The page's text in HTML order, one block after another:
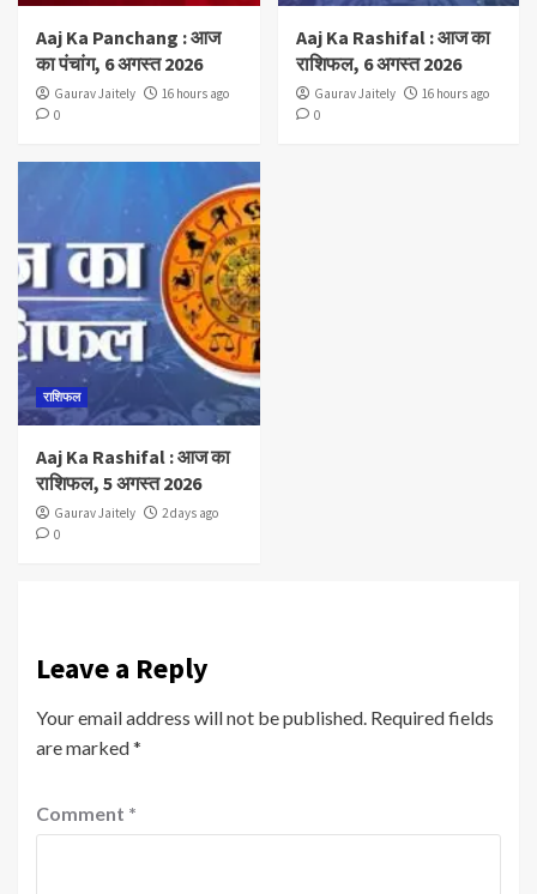
Aaj Ka Panchang : आज
का पंचांग, 6 अगस्त 2026
Gaurav Jaitely
16 hours ago
0
Aaj Ka Rashifal : आज का
राशिफल, 6 अगस्त 2026
Gaurav Jaitely
16 hours ago
0
राशिफल
Aaj Ka Rashifal : आज का
राशिफल, 5 अगस्त 2026
Gaurav Jaitely
2 days ago
0
Leave a Reply
Your email address will not be published. Required fields
are marked*
Comment *